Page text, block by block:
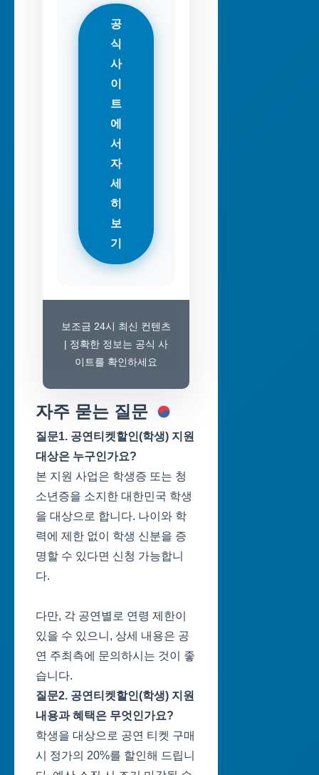
공
식
사
이
트
에
서
자
세
히
보
기
보조금 24시 최신 컨텐츠
| 정확한 정보는 공식 사
이트를 확인하세요
자주 묻는 질문
질문1. 공연티켓할인(학생) 지원
대상은 누구인가요?
본 지원 사업은 학생증 또는 청
소년증을 소지한 대한민국 학생
을 대상으로 합니다. 나이와 학
력에 제한 없이 학생 신분을 증
명할 수 있다면 신청 가능합니
다.
다만, 각 공연별로 연령 제한이
있을 수 있으니, 상세 내용은 공
연 주최측에 문의하시는 것이 좋
습니다.
질문2. 공연티켓할인(학생) 지원
내용과 혜택은 무엇인가요?
학생을 대상으로 공연 티켓 구매
시 정가의 20%를 할인해 드립니